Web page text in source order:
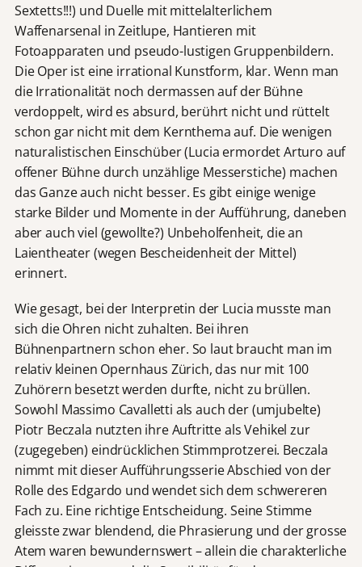
Sextetts!!!) und Duelle mit mittelalterlichem
Waffenarsenal in Zeitlupe, Hantieren mit
Fotoapparaten und pseudo-lustigen Gruppenbildern.
Die Oper ist eine irrational Kunstform, klar. Wenn man
die Irrationalität noch dermassen auf der Bühne
verdoppelt, wird es absurd, berührt nicht und rüttelt
schon gar nicht mit dem Kernthema auf. Die wenigen
naturalistischen Einschüber (Lucia ermordet Arturo auf
offener Bühne durch unzählige Messerstiche) machen
das Ganze auch nicht besser. Es gibt einige wenige
starke Bilder und Momente in der Aufführung, daneben
aber auch viel (gewollte?) Unbeholfenheit, die an
Laientheater (wegen Bescheidenheit der Mittel)
erinnert.
Wie gesagt, bei der Interpretin der Lucia musste man
sich die Ohren nicht zuhalten. Bei ihren
Bühnenpartnern schon eher. So laut braucht man im
relativ kleinen Opernhaus Zürich, das nur mit 100
Zuhörern besetzt werden durfte, nicht zu brüllen.
Sowohl Massimo Cavalletti als auch der (umjubelte)
Piotr Beczala nutzten ihre Auftritte als Vehikel zur
(zugegeben) eindrücklichen Stimmprotzerei. Beczala
nimmt mit dieser Aufführungsserie Abschied von der
Rolle des Edgardo und wendet sich dem schwereren
Fach zu. Eine richtige Entscheidung. Seine Stimme
gleisste zwar blendend, die Phrasierung und der grosse
Atem waren bewundernswert – allein die charakterliche